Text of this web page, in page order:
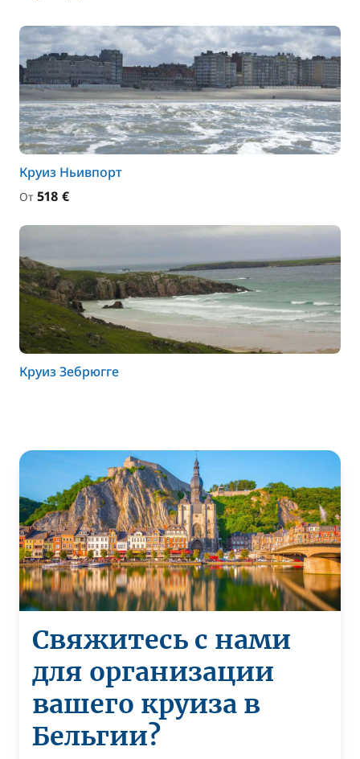
Круиз Ньивпорт
От 518 €
Круиз Зебрюгге
Свяжитесь с нами
для организации
вашего круиза в
Бельгии?